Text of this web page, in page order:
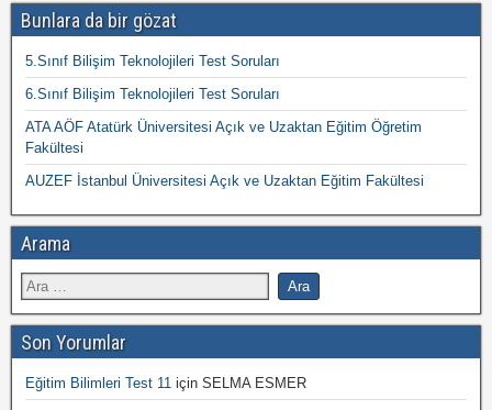
Bunlara da bir gözat
5.Sınıf Bilişim Teknolojileri Test Soruları
6.Sınıf Bilişim Teknolojileri Test Soruları
ATA AÖF Atatürk Üniversitesi Açık ve Uzaktan Eğitim Öğretim
Fakültesi
AUZEF İstanbul Üniversitesi Açık ve Uzaktan Eğitim Fakültesi
Arama
Son Yorumlar
Eğitim Bilimleri Test 11 için SELMA ESMER